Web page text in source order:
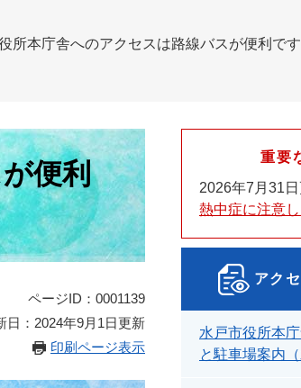
所本庁舎へのアクセスは路線バスが便利です
便利
ページID：0001139
日：2024年9月1日更新
印刷ページ表示
重要
2026年7月31
熱中症に注意
アク
水戸市役所本
と駐車場案内